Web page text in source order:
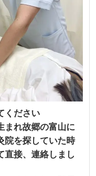
ください
まれ故郷の富山に
院を探していた時
直接、連絡しまし